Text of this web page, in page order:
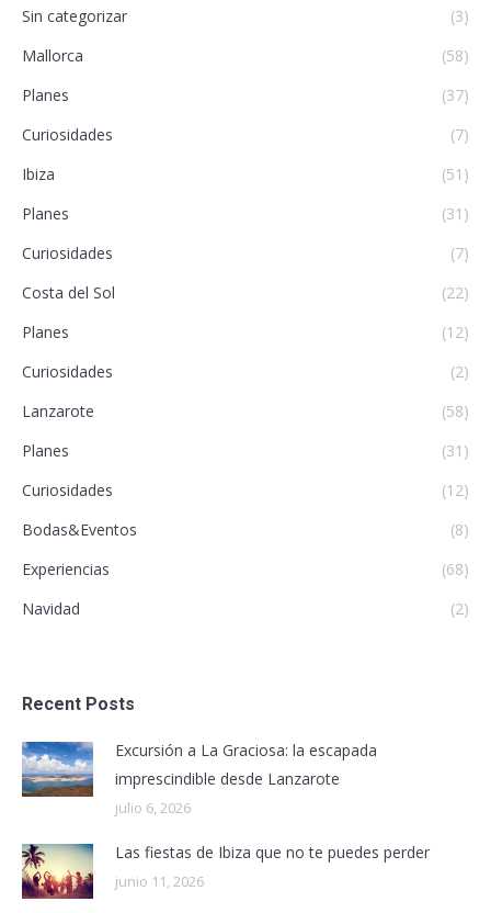
Sin categorizar
(3)
Mallorca
(58)
Planes
(37)
Curiosidades
(7)
Ibiza
(51)
Planes
(31)
Curiosidades
(7)
Costa del Sol
(22)
Planes
(12)
Curiosidades
(2)
Lanzarote
(58)
Planes
(31)
Curiosidades
(12)
Bodas&Eventos
(8)
Experiencias
(68)
Navidad
(2)
Recent Posts
Excursión a La Graciosa: la escapada
imprescindible desde Lanzarote
julio 6, 2026
Las fiestas de Ibiza que no te puedes perder
junio 11, 2026